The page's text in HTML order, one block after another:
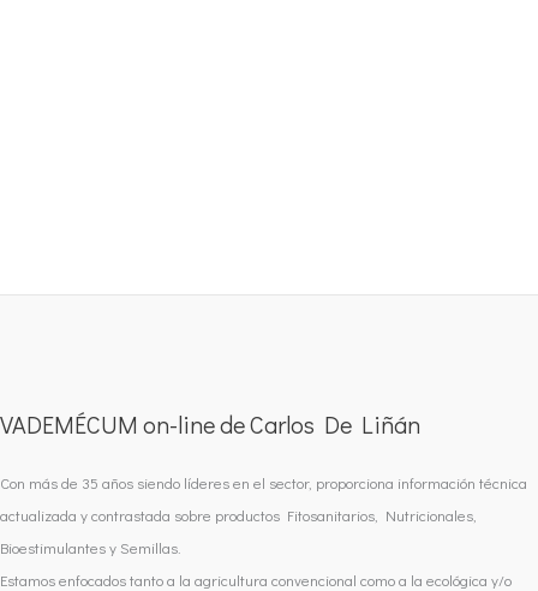
VADEMÉCUM on-line de Carlos De Liñán
Con más de 35 años siendo líderes en el sector, proporciona información técnica
actualizada y contrastada sobre productos Fitosanitarios, Nutricionales,
Bioestimulantes y Semillas.
Estamos enfocados tanto a la agricultura convencional como a la ecológica y/o